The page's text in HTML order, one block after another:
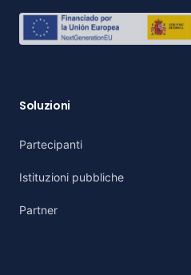
Soluzioni
Partecipanti
Istituzioni pubbliche
Partner